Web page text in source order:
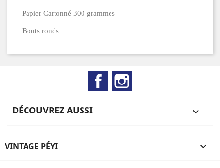
Papier Cartonné 300 grammes
Bouts ronds
Facebook
DÉCOUVREZ AUSSI 
VINTAGE PÉYI 